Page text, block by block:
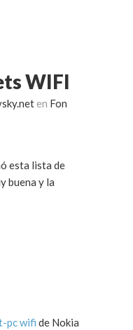
WIFI
en Fon
esta lista de
pc wifi de Nokia